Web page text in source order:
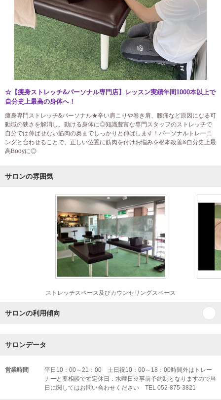
☆【痩身ストレッチ&パーソナル専門店】レッスン実績年間1000本以上で
自分史上最高の身体へ！
痩身専門ストレッチ&パーソナル★辛い肩こりや巻き肩、腰痛など原因になる可
動域の狭さを解消し、動ける身体に◎知識豊富な専門スタッフのストレッチで
自分では伸ばせない筋肉の奥までしっかりと伸ばします！パーソナルトレーニ
ングと合わせることで、正しい位置に筋肉を付けお悩みを根本改善&自分史上最
高Bodyに◎
サロンの雰囲気
ストレッチスペース及びカウンセリングスペース
サロンの利用傾向
サロンデータ
営業時間
平日10：00～21：00 土日祝10：00～18：00時間外はトレー
ナーと要相談です定休日：水曜日※事前予約制となりますので当
日に関してはお問い合わせください TEL 052-875-3821